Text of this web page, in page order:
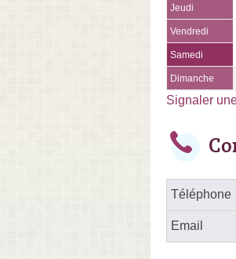
Jeudi
Vendredi
Samedi
Dimanche
Signaler
Téléphone
Email